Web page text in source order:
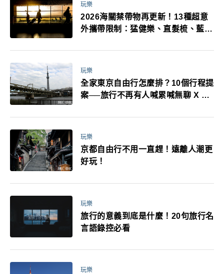
玩樂
2026海關禁帶物再更新！13種超意
外攜帶限制：猛健樂、直髮梳、藍牙
萬！注意事項一次看！
玩樂
全家東京自由行怎麼排？10個行程提
案──旅行不再有人喊累喊無聊 X 爸
玩樂
京都自由行不用一直趕！遠離人潮更
好玩！
玩樂
旅行的意義到底是什麼！20句旅行名
言語錄控必看
玩樂